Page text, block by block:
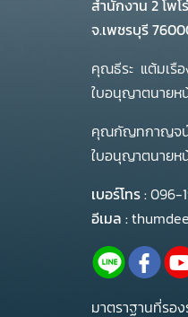
สำนักงาน 2 โพโ
จ.เพชรบุรี
คุณธีระ แต้มเรื
ใบอนุญาตนายห
คุณกัญทกาญจน์
ใบอนุญาตนายห
เบอร์โทร :096-
อีเมล :
มาตราฐานที่รอ